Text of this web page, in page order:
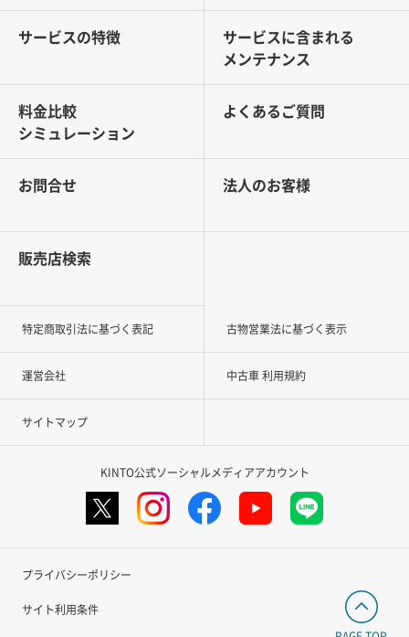
サービスの特徴
サービスに含まれる
メンテナンス
料金比較
シミュレーション
よくあるご質問
お問合せ 法人のお客様
販売店検索
特定商取引法に基づく表記 古物営業法に基づく表示
運営会社 中古車 利用規約
サイトマップ
KINTO公式ソーシャルメディアアカウント
プライバシーポリシー
サイト利用条件